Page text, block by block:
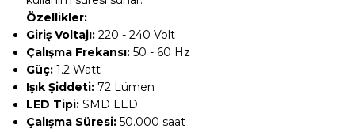
Özellikler:
Giriş Voltajı: 220 - 240 Volt
Çalışma Frekansı: 50 - 60 Hz
Güç: 1.2 Watt
Işık Şiddeti: 72 Lümen
LED Tipi: SMD LED
Çalışma Süresi: 50.000 saat